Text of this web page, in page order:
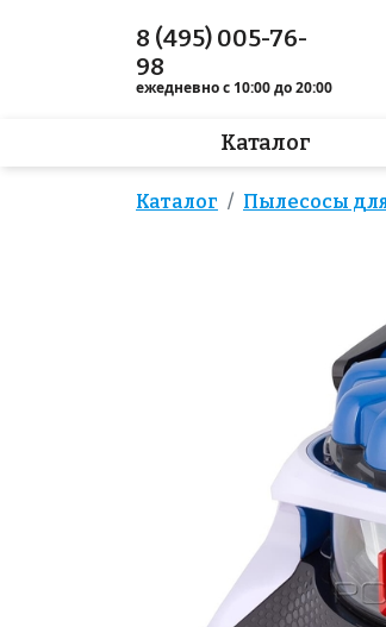
8 (495) 005-76-
98
ежедневно с 10:00 до 20:00
Каталог
Каталог Пылесосы